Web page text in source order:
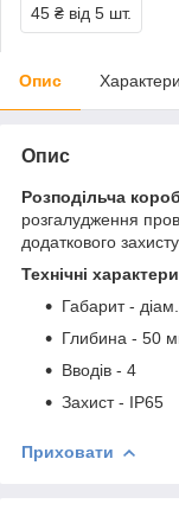
45 ₴ від 5 шт.
Опис
Опис
Розподільча
розгалудження
додаткового захисту
Технічні
Габарит -
Глибина - 50
Вводів - 4
Захист - ІР65
Приховати